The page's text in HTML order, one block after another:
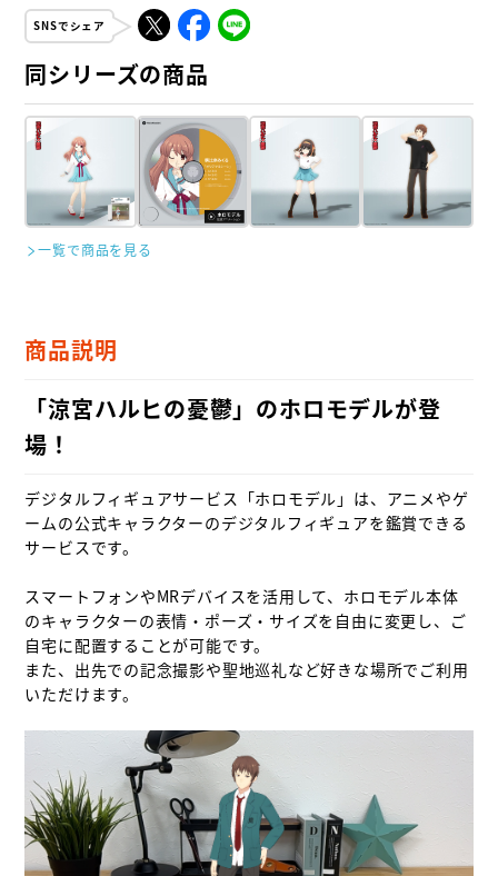
SNSでシェア
同シリーズの商品
一覧で商品を見る
商品説明
「涼宮ハルヒの憂鬱」のホロモデルが登
場！
デジタルフィギュアサービス「ホロモデル」は、アニメやゲ
ームの公式キャラクターのデジタルフィギュアを鑑賞できる
サービスです。
スマートフォンやMRデバイスを活用して、ホロモデル本体
のキャラクターの表情・ポーズ・サイズを自由に変更し、ご
自宅に配置することが可能です。
また、出先での記念撮影や聖地巡礼など好きな場所でご利用
いただけます。